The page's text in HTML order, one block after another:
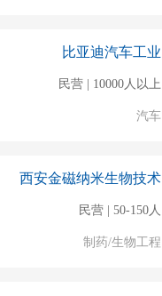
比亚迪汽车工业
民营 | 10000人以上
汽车
西安金磁纳米生物技术
民营 | 50-150人
制药/生物工程